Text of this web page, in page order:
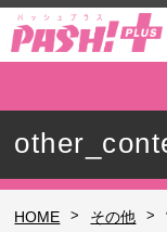
HOME > その他 >